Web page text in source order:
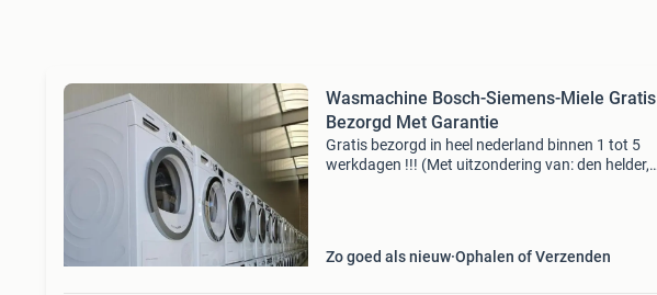
Wasmachine Bosch-Siemens-Miele Gratis
Bezorgd Met Garantie
Gratis bezorgd in heel nederland binnen 1 tot 5
werkdagen !!! (Met uitzondering van: den helder,
Zo goed als nieuw Ophalen of Verzenden